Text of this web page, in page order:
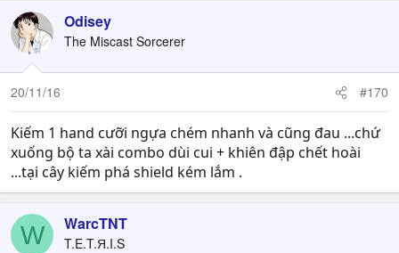
Odisey
The Miscast Sorcerer
20/11/16 #170
Kiếm 1 hand cưỡi ngựa chém nhanh và cũng đau ...chứ
xuống bộ ta xài combo dùi cui + khiên đập chết hoài
...tại cây kiếm phá shield kém lắm .
W WarcTNT
T.E.T.Я.I.S